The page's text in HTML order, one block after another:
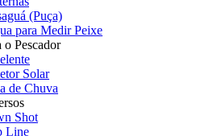
(Puça)
para Medir Peixe
o Pescador
Solar
de Chuva
Shot
Line